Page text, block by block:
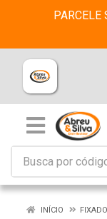
PARCELE
INÍCIO